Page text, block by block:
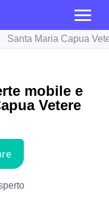
Santa Maria Capua